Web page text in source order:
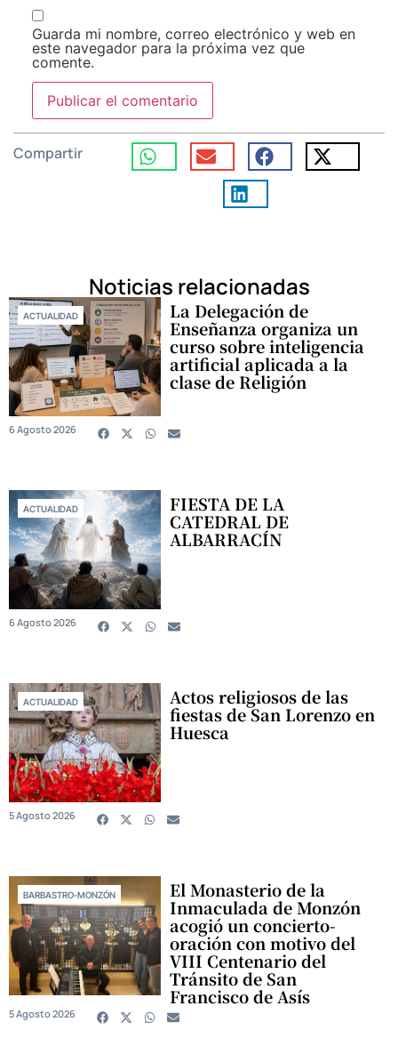
Guarda mi nombre, correo electrónico y web en
este navegador para la próxima vez que
comente.
Compartir
Noticias relacionadas
ACTUALIDAD La Delegación de
Enseñanza organiza un
curso sobre inteligencia
artificial aplicada a la
clase de Religión
6 Agosto 2026
ACTUALIDAD FIESTA DE LA
CATEDRAL DE
ALBARRACÍN
6 Agosto 2026
ACTUALIDAD Actos religiosos de las
fiestas de San Lorenzo en
Huesca
5 Agosto 2026
BARBASTRO-MONZÓN El Monasterio de la
Inmaculada de Monzón
acogió un concierto-
oración con motivo del
VIII Centenario del
Tránsito de San
Francisco de Asís
5 Agosto 2026